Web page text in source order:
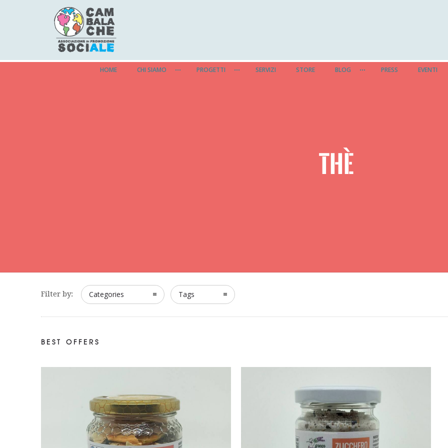
HOME CHI SIAMO PROGETTI SERVIZI STORE BLOG PRESS EVENTI
THÈ
Filter by: Categories Tags
BEST OFFERS